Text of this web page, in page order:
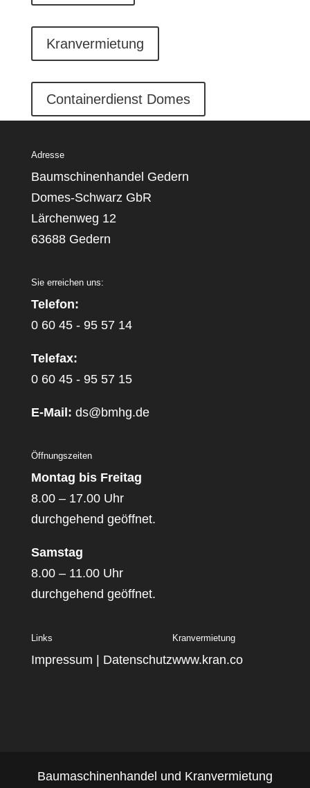
Kranvermietung
Containerdienst Domes
Adresse
Baumschinenhandel Gedern
Domes-Schwarz GbR
Lärchenweg 12
63688 Gedern
Sie erreichen uns:
Telefon:
0 60 45 - 95 57 14
Telefax:
0 60 45 - 95 57 15
E-Mail: ds@bmhg.de
Öffnungszeiten
Montag bis Freitag
8.00 – 17.00 Uhr
durchgehend geöffnet.
Samstag
8.00 – 11.00 Uhr
durchgehend geöffnet.
Links
Impressum | Datenschutz
Kranvermietung
www.kran.co
Baumaschinenhandel und Kranvermietung